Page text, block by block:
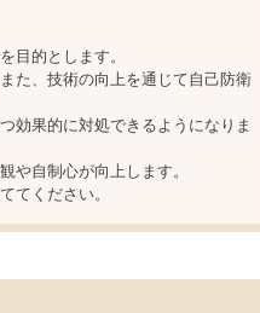
目的とします。
た、技術の向上を通じて自己防衛
効果的に対処できるようになりま
や自制心が向上します。
てください。